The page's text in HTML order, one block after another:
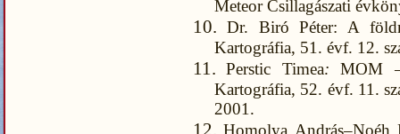
Meteor Csillagászati
10. Dr. Biró Péter: A
Kartográfia, 51. évf. 12.
11. Perstic Timea:MOM
Kartográfia, 52. évf. 11.
2001.
12. Homolya András–Noéh